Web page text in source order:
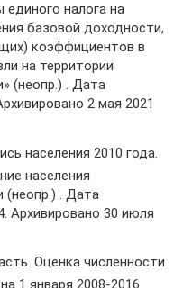
налога на
базовой доходности,
коэффициентов в
на территории
(неопр.) . Дата
2 мая 2021
населения 2010 года.
населения
(неопр.) . Дата
Архивировано 30 июля
Оценка численности
1 января 2008-2016